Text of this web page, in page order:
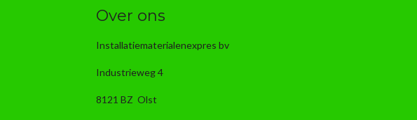
Over ons
Installatiematerialenexpres bv
Industrieweg 4
8121 BZ Olst